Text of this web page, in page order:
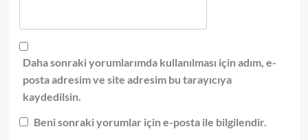
Daha sonraki yorumlarımda kullanılması için adım, e-
posta adresim ve site adresim bu tarayıcıya
kaydedilsin.
Beni sonraki yorumlar için e-posta ile bilgilendir.